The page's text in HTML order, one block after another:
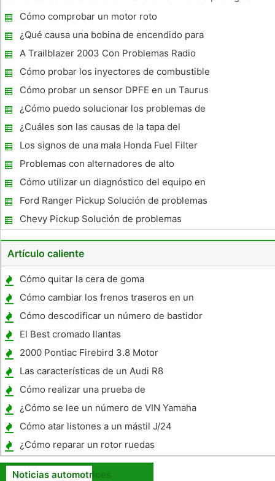
faros en la columna de la dirección controla las luces.
Cualquiera
Cómo comprobar un motor roto
¿Qué causa una bobina de encendido para
fallar?
A Trailblazer 2003 Con Problemas Radio
Cómo probar los inyectores de combustible
en un Buick Park Avenue 3.8L 1994
Cómo probar un sensor DPFE en un Taurus
¿Cómo puedo solucionar los problemas de
un coche Ford CD Player?
¿Cuáles son las causas de la tapa del
distribuidor quemado?
Los signos de una mala Honda Fuel Filter
Problemas con alternadores de alto
amperaje
Cómo utilizar un diagnóstico del equipo en
un F250 2002
Ford Ranger Pickup Solución de problemas
Chevy Pickup Solución de problemas
Artículo caliente
Cómo quitar la cera de goma
Cómo cambiar los frenos traseros en un
Celica
Cómo descodificar un número de bastidor
en un Banshee
El Best cromado llantas
2000 Pontiac Firebird 3.8 Motor
Información
Las características de un Audi R8
Cómo realizar una prueba de
autodiagnóstico en un Jeep Cherokee 1999
¿Cómo se lee un número de VIN Yamaha
Cómo atar listones a un mástil J/24
¿Cómo reparar un rotor ruedas
Noticias automotrices